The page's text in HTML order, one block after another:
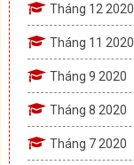
Tháng 12 2020
Tháng 11 2020
Tháng 9 2020
Tháng 8 2020
Tháng 7 2020